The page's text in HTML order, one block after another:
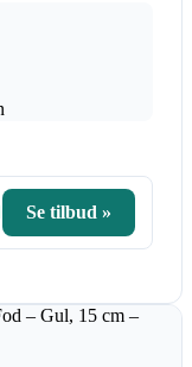
Se tilbud »